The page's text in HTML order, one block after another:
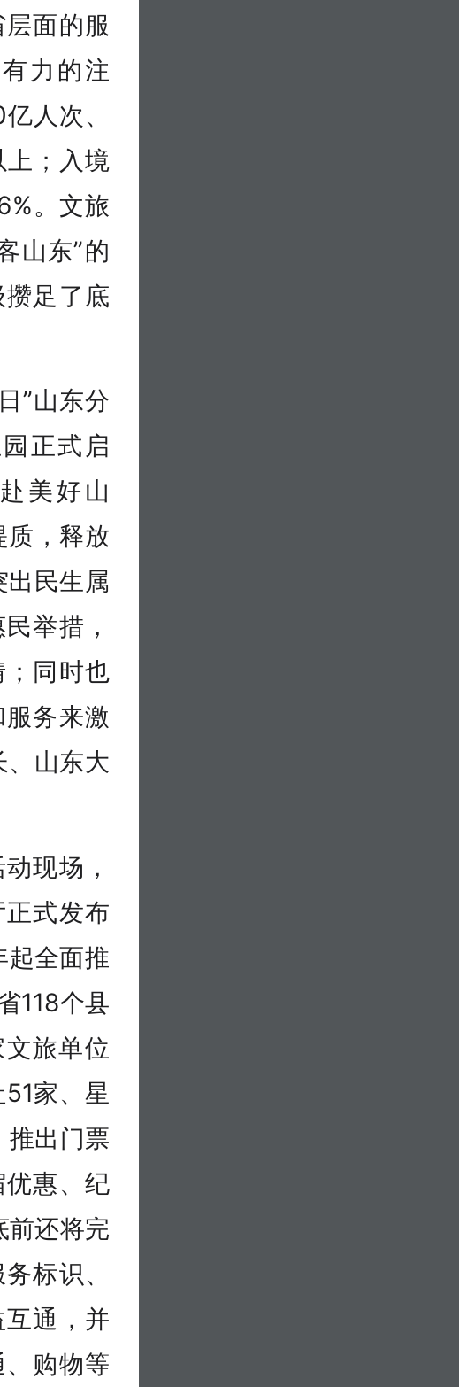
面的服
力的注
人次、
上；入境
。文旅
山东”的
足了底
”山东分
正式启
美好山
质，释放
出民生属
举措，
同时也
务来激
、山东大
现场，
式发布
起全面推
118个县
旅单位
家、星
出门票
惠、纪
前还将完
标识、
通，并
购物等